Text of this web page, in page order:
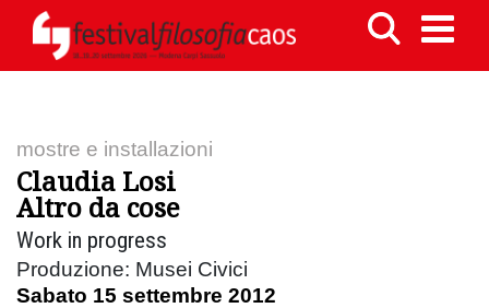
mostre e installazioni
Claudia Losi
Altro da cose
Work in progress
Produzione: Musei Civici
Sabato 15 settembre 2012